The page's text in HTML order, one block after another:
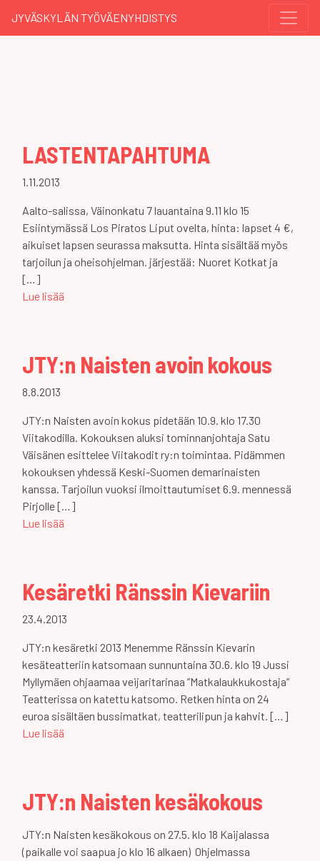
JYVÄSKYLÄN TYÖVÄENYHDISTYS
LASTENTAPAHTUMA
1.11.2013
Aalto-salissa, Väinonkatu 7 lauantaina 9.11 klo 15
Esiintymässä Los Piratos Liput ovelta, hinta: lapset 4 €,
aikuiset lapsen seurassa maksutta. Hinta sisältää myös
tarjoilun ja oheisohjelman. järjestää: Nuoret Kotkat ja
[…]
Lue lisää
JTY:n Naisten avoin kokous
8.8.2013
JTY:n Naisten avoin kokus pidetään 10.9. klo 17.30
Viitakodilla. Kokouksen aluksi tominnanjohtaja Satu
Väisänen esittelee Viitakodit ry:n toimintaa. Pidämmen
kokouksen yhdessä Keski-Suomen demarinaisten
kanssa. Tarjoilun vuoksi ilmoittautumiset 6.9. mennessä
Pirjolle […]
Lue lisää
Kesäretki Ränssin Kievariin
23.4.2013
JTY:n kesäretki 2013 Menemme Ränssin Kievarin
kesäteatteriin katsomaan sunnuntaina 30.6. klo 19 Jussi
Myllymäen ohjaamaa veijaritarinaa ”Matkalaukkukostaja”
Teatterissa on katettu katsomo. Retken hinta on 24
euroa sisältäen bussimatkat, teatterilipun ja kahvit. […]
Lue lisää
JTY:n Naisten kesäkokous
JTY:n Naisten kesäkokous on 27.5. klo 18 Kaijalassa
(paikalle voi saapua jo klo 16 alkaen) Ohjelmassa